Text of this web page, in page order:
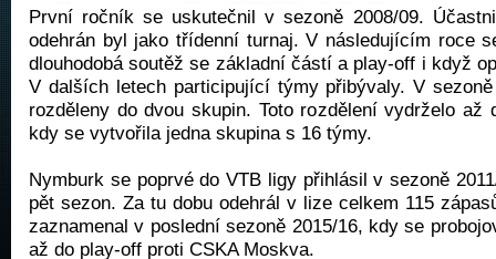
První ročník se uskutečnil v sezoně 2008/09.
odehrán byl jako třídenní turnaj. V následujícím roce
dlouhodobá soutěž se základní částí a play-off i když
V dalších letech participující týmy přibývaly. V
rozděleny do dvou skupin. Toto rozdělení vydrželo až
kdy se vytvořila jedna skupina s 16 týmy.
Nymburk se poprvé do VTB ligy přihlásil v sezoně
pět sezon. Za tu dobu odehrál v lize celkem 115
zaznamenal v poslední sezoně 2015/16, kdy se
až do play-off proti CSKA Moskva.